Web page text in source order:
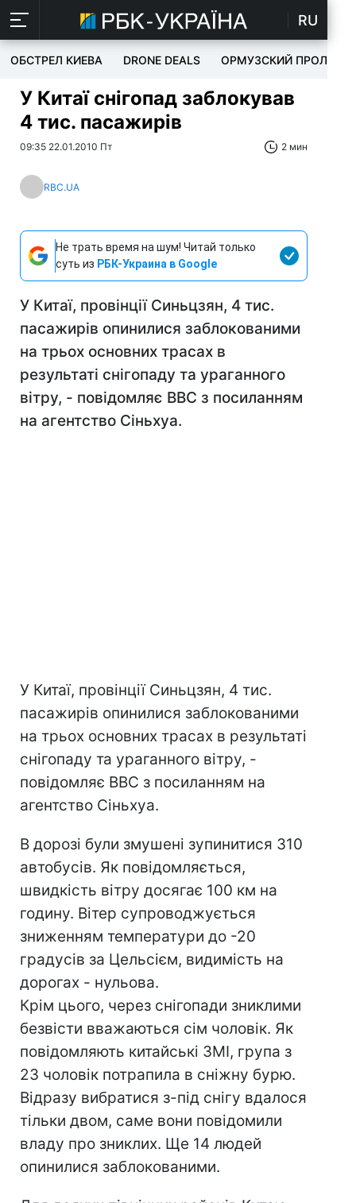
RU
ОБСТРЕЛ КИЕВА DRONE DEALS ОРМУЗСКИЙ ПРОЛИВ
У Китаї снігопад заблокував
4 тис. пасажирів
09:35 22.01.2010 Пт 2 мин
RBC.UA
Не трать время на шум! Читай только
суть из РБК-Украина в Google
У Китаї, провінції Синьцзян, 4 тис.
пасажирів опинилися заблокованими
на трьох основних трасах в
результаті снігопаду та ураганного
вітру, - повідомляє ВВС з посиланням
на агентство Сіньхуа.
У Китаї, провінції Синьцзян, 4 тис.
пасажирів опинилися заблокованими
на трьох основних трасах в результаті
снігопаду та ураганного вітру, -
повідомляє ВВС з посиланням на
агентство Сіньхуа.
В дорозі були змушені зупинитися 310
автобусів. Як повідомляється,
швидкість вітру досягає 100 км на
годину. Вітер супроводжується
зниженням температури до -20
градусів за Цельсієм, видимість на
дорогах - нульова.
Крім цього, через снігопади зниклими
безвісти вважаються сім чоловік. Як
повідомляють китайські ЗМІ, група з
23 чоловік потрапила в сніжну бурю.
Відразу вибратися з-під снігу вдалося
тільки двом, саме вони повідомили
владу про зниклих. Ще 14 людей
опинилися заблокованими.